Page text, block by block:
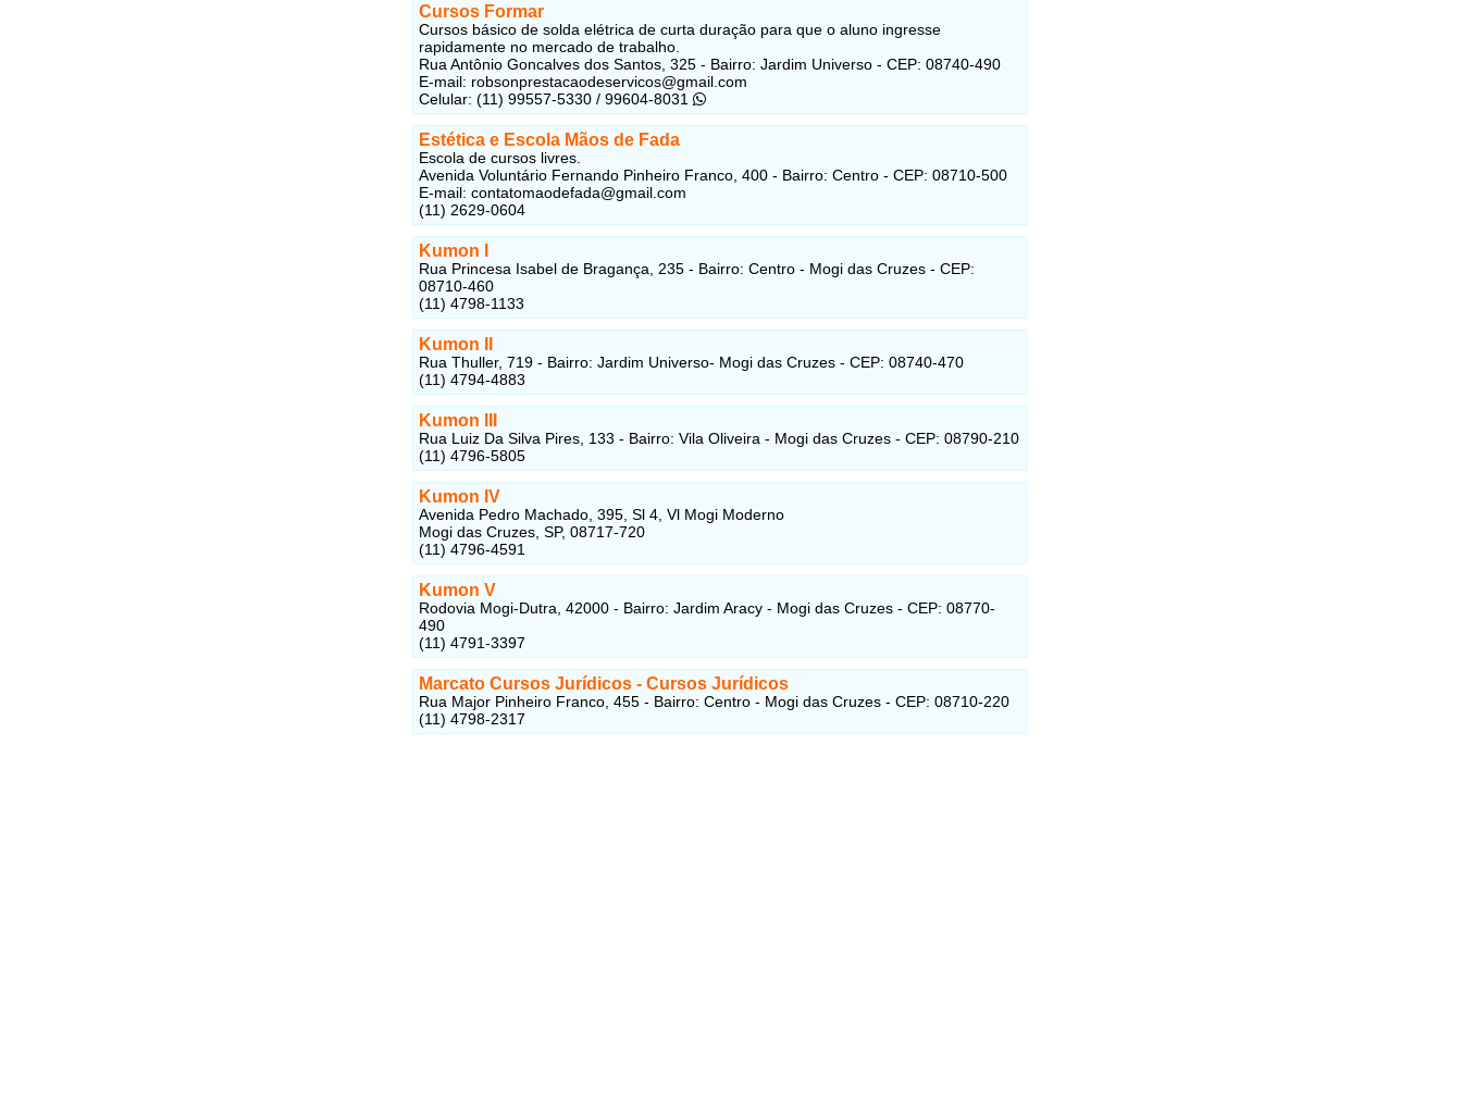
Cursos Formar
Cursos básico de solda elétrica de curta duração para que o aluno ingresse
rapidamente no mercado de trabalho.
Rua Antônio Goncalves dos Santos, 325 - Bairro: Jardim Universo - CEP: 08740-490
E-mail: robsonprestacaodeservicos@gmail.com
Celular: (11) 99557-5330 / 99604-8031
Estética e Escola Mãos de Fada
Escola de cursos livres.
Avenida Voluntário Fernando Pinheiro Franco, 400 - Bairro: Centro - CEP: 08710-500
E-mail: contatomaodefada@gmail.com
(11) 2629-0604
Kumon I
Rua Princesa Isabel de Bragança, 235 - Bairro: Centro - Mogi das Cruzes - CEP:
08710-460
(11) 4798-1133
Kumon II
Rua Thuller, 719 - Bairro: Jardim Universo- Mogi das Cruzes - CEP: 08740-470
(11) 4794-4883
Kumon III
Rua Luiz Da Silva Pires, 133 - Bairro: Vila Oliveira - Mogi das Cruzes - CEP: 08790-210
(11) 4796-5805
Kumon IV
Avenida Pedro Machado, 395, Sl 4, Vl Mogi Moderno
Mogi das Cruzes, SP, 08717-720
(11) 4796-4591
Kumon V
Rodovia Mogi-Dutra, 42000 - Bairro: Jardim Aracy - Mogi das Cruzes - CEP: 08770-
490
(11) 4791-3397
Marcato Cursos Jurídicos - Cursos Jurídicos
Rua Major Pinheiro Franco, 455 - Bairro: Centro - Mogi das Cruzes - CEP: 08710-220
(11) 4798-2317